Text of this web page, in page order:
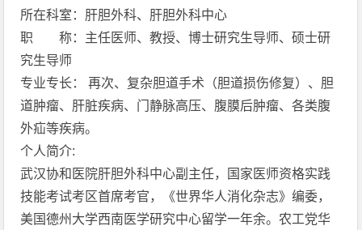
所在科室：肝胆外科、肝胆外科中心
职 称：主任医师、教授、博士研究生导师、硕士研
究生导师
专业专长： 再次、复杂胆道手术（胆道损伤修复）、胆
道肿瘤、肝脏疾病、门静脉高压、腹膜后肿瘤、各类腹
外疝等疾病。
个人简介:
武汉协和医院肝胆外科中心副主任，国家医师资格实践
技能考试考区首席考官，《世界华人消化杂志》编委，
美国德州大学西南医学研究中心留学一年余。农工党华